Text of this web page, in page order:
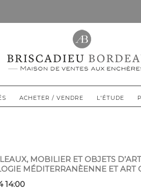
ACHETER / VENDRE L'ÉTUDE
MOBILIER ET OBJETS
MÉDITERRANÈENNE ET ART
14:00